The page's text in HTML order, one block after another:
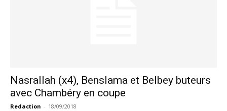
Nasrallah (x4), Benslama et Belbey buteurs
avec Chambéry en coupe
Redaction - 18/09/2018